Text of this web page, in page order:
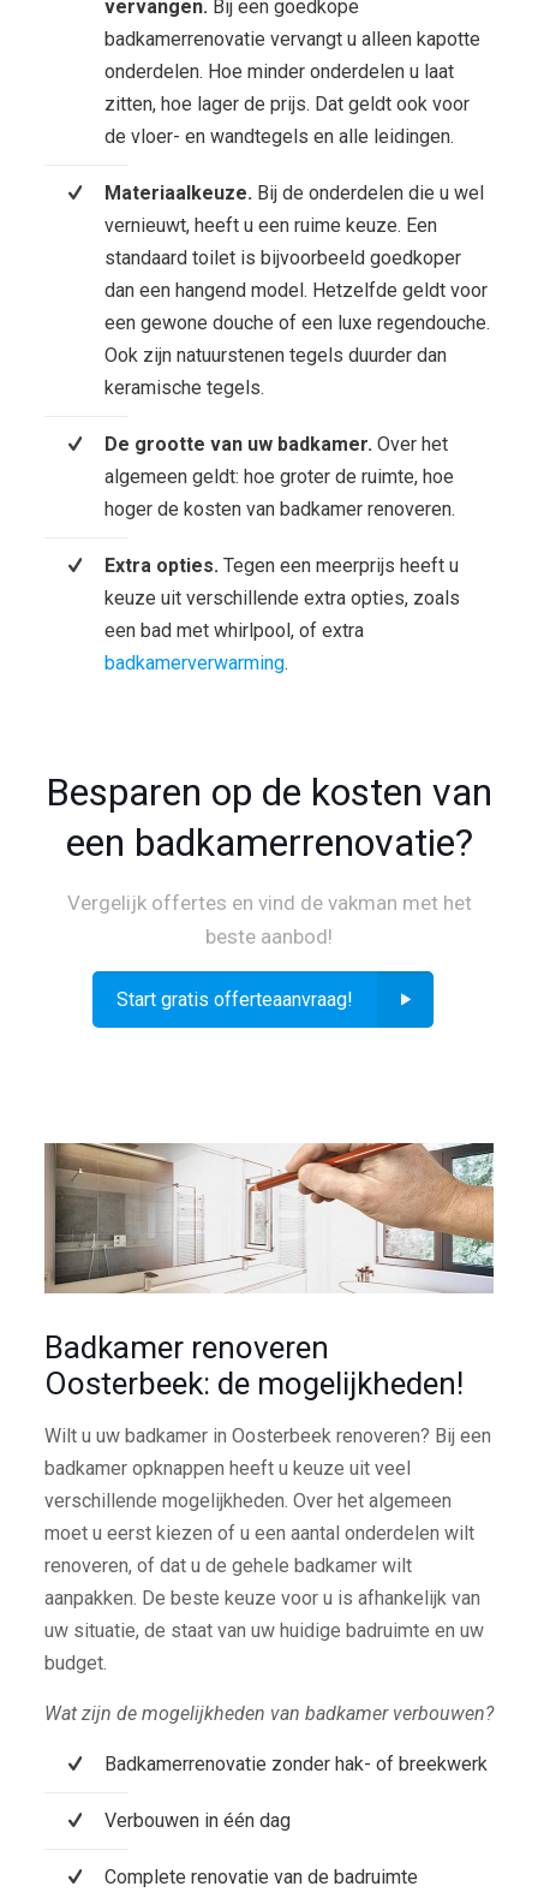
vervangen. Bij een goedkope
badkamerrenovatie vervangt u alleen kapotte
onderdelen. Hoe minder onderdelen u laat
zitten, hoe lager de prijs. Dat geldt ook voor
de vloer- en wandtegels en alle leidingen.
Materiaalkeuze. Bij de onderdelen die u wel
vernieuwt, heeft u een ruime keuze. Een
standaard toilet is bijvoorbeeld goedkoper
dan een hangend model. Hetzelfde geldt voor
een gewone douche of een luxe regendouche.
Ook zijn natuurstenen tegels duurder dan
keramische tegels.
De grootte van uw badkamer. Over het
algemeen geldt: hoe groter de ruimte, hoe
hoger de kosten van badkamer renoveren.
Extra opties. Tegen een meerprijs heeft u
keuze uit verschillende extra opties, zoals
een bad met whirlpool, of extra
badkamerverwarming.
Besparen op de kosten van
een badkamerrenovatie?
Vergelijk offertes en vind de vakman met het
beste aanbod!
Start gratis offerteaanvraag!
Badkamer renoveren
Oosterbeek: de mogelijkheden!
Wilt u uw badkamer in Oosterbeek renoveren? Bij een
badkamer opknappen heeft u keuze uit veel
verschillende mogelijkheden. Over het algemeen
moet u eerst kiezen of u een aantal onderdelen wilt
renoveren, of dat u de gehele badkamer wilt
aanpakken. De beste keuze voor u is afhankelijk van
uw situatie, de staat van uw huidige badruimte en uw
budget.
Wat zijn de mogelijkheden van badkamer verbouwen?
Badkamerrenovatie zonder hak- of breekwerk
Verbouwen in één dag
Complete renovatie van de badruimte